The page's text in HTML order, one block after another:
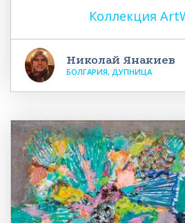
Коллекция
Николай Янакиев
БОЛГАРИЯ, ДУПНИЦА